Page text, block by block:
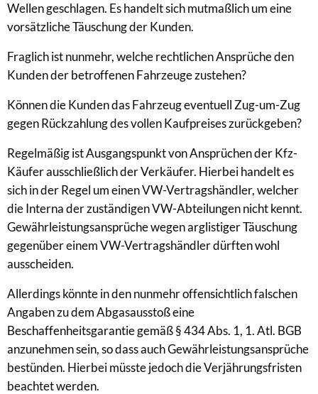
Wellen geschlagen. Es handelt sich mutmaßlich um eine
vorsätzliche Täuschung der Kunden.
Fraglich ist nunmehr, welche rechtlichen Ansprüche den
Kunden der betroffenen Fahrzeuge zustehen?
Können die Kunden das Fahrzeug eventuell Zug-um-Zug
gegen Rückzahlung des vollen Kaufpreises zurückgeben?
Regelmäßig ist Ausgangspunkt von Ansprüchen der Kfz-
Käufer ausschließlich der Verkäufer. Hierbei handelt es
sich in der Regel um einen VW-Vertragshändler, welcher
die Interna der zuständigen VW-Abteilungen nicht kennt.
Gewährleistungsansprüche wegen arglistiger Täuschung
gegenüber einem VW-Vertragshändler dürften wohl
ausscheiden.
Allerdings könnte in den nunmehr offensichtlich falschen
Angaben zu dem Abgasausstoß eine
Beschaffenheitsgarantie gemäß § 434 Abs. 1, 1. Atl. BGB
anzunehmen sein, so dass auch Gewährleistungsansprüche
bestünden. Hierbei müsste jedoch die Verjährungsfristen
beachtet werden.